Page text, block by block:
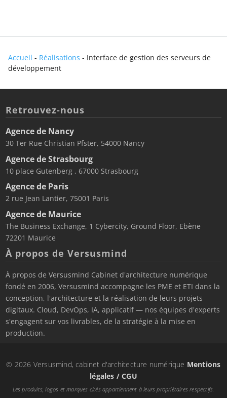
Accueil - Réalisations - Interface de gestion des serveurs de
développement
Retrouvez-nous
Agence de Nancy
30 Ter Rue Christian Pfster, 54000 Nancy
Agence de Strasbourg
10 place Gutenberg , 67000 Strasbourg
Agence de Paris
2 rue Jean Lantier, 75001 Paris
Agence de Maurice
The Business Exchange, 1 Cybercity, Ground Floor, Ebène
72201 Maurice
À propos de Versusmind
À propos de Versusmind Cabinet d'architecture numérique
fondé en 2006, Versusmind accompagne les PME et ETI dans la
conception, l'architecture et la réalisation de leurs projets
digitaux. Cloud, DevOps, IA, applicatif — nos équipes d'experts
s'engagent sur vos livrables, de la stratégie à la mise en
production.
© 2026 Versusmind, cabinet d'architecture numérique Mentions
légales / CGU
Les produits, logos et marques cités appartiennent à leurs propriétaires respectifs.